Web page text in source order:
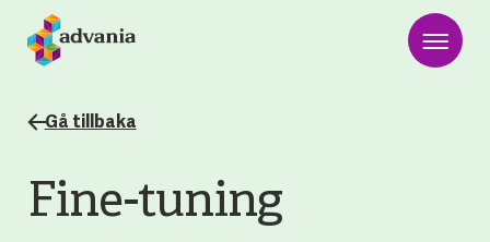
Gå tillbaka
Fine-tuning